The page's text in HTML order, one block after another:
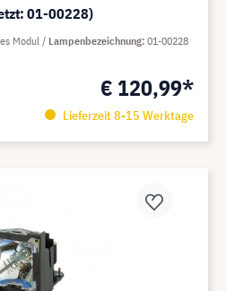
01-00228)
€ 120,99*
Lieferzeit 8-15 Werktage
Modul Lampenbezeichnung 01-00228